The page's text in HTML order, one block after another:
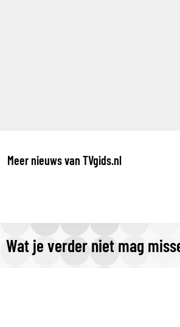
Meer nieuws van TVgids.nl
Wat je verder niet mag